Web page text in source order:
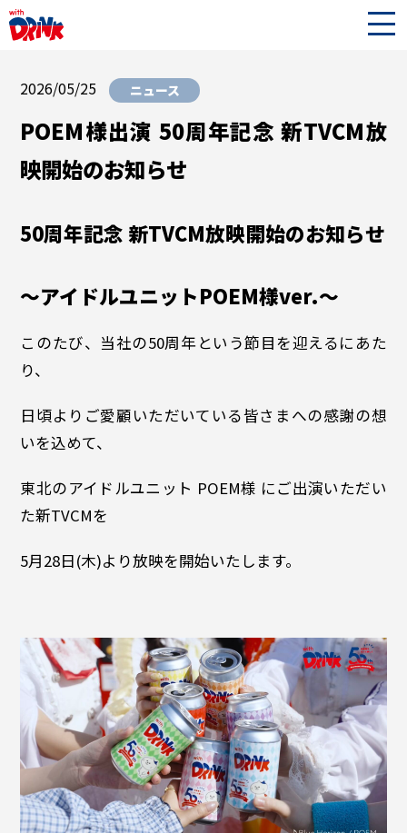
2026/05/25 ニュース
POEM様出演 50周年記念 新TVCM放
映開始のお知らせ
50周年記念 新TVCM放映開始のお知らせ
～アイドルユニットPOEM様ver.～
このたび、当社の50周年という節目を迎えるにあた
り、
日頃よりご愛顧いただいている皆さまへの感謝の想
いを込めて、
東北のアイドルユニット POEM様 にご出演いただい
た新TVCMを
5月28日(木)より放映を開始いたします。